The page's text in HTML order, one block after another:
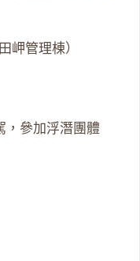
岬管理棟）
，參加浮潛團體